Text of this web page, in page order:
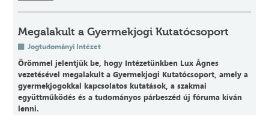
Megalakult a Gyermekjogi Kutatócsoport
Jogtudományi Intézet
Örömmel jelentjük be, hogy Intézetünkben Lux Ágnes
vezetésével megalakult a Gyermekjogi Kutatócsoport, amely a
gyermekjogokkal kapcsolatos kutatások, a szakmai
együttműködés és a tudományos párbeszéd új fóruma kíván
lenni.